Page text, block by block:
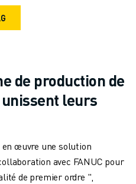
de production de
leurs
œuvre une solution
avec FANUC pour
de premier ordre ",